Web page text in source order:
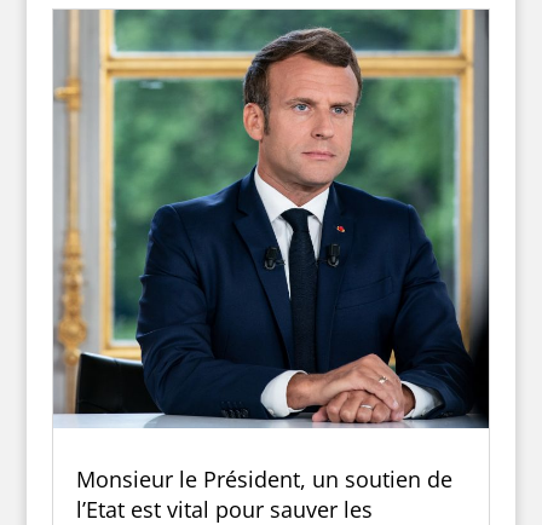
Monsieur le Président, un soutien de
l’Etat est vital pour sauver les